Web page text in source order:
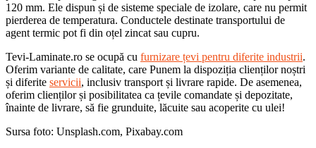
120 mm. Ele dispun și de sisteme speciale de izolare, care nu permit
pierderea de temperatura. Conductele destinate transportului de
agent termic pot fi din oțel zincat sau cupru.
Tevi-Laminate.ro se ocupă cu furnizare țevi pentru diferite industrii.
Oferim variante de calitate, care Punem la dispoziția clienților noștri
și diferite servicii, inclusiv transport și livrare rapide. De asemenea,
oferim clienților și posibilitatea ca țevile comandate și depozitate,
înainte de livrare, să fie grunduite, lăcuite sau acoperite cu ulei!
Sursa foto: Unsplash.com, Pixabay.com